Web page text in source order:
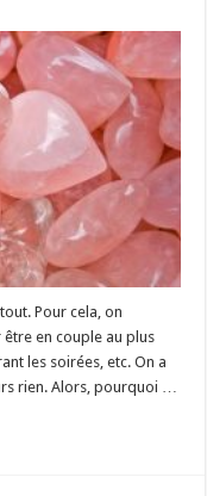
Pour cela, on
être en couple au plus
les soirées, etc. On a
rien. Alors, pourquoi …